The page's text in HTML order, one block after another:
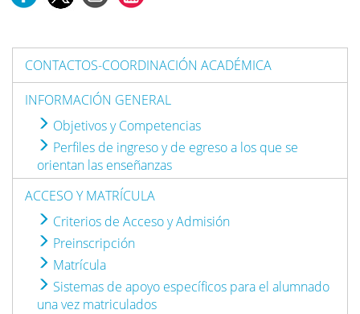
CONTACTOS-COORDINACIÓN ACADÉMICA
INFORMACIÓN GENERAL
Objetivos y Competencias
Perfiles de ingreso y de egreso a los que se
orientan las enseñanzas
ACCESO Y MATRÍCULA
Criterios de Acceso y Admisión
Preinscripción
Matrícula
Sistemas de apoyo específicos para el alumnado
una vez matriculados